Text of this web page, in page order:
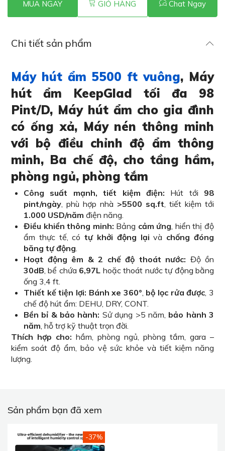
MUA NGAY GIỎ HÀNG Chat Ngay
Chi tiết sản phẩm
Máy hút ẩm 5500 ft vuông, Máy
hút ẩm KeepGlad tối đa 98
Pint/D, Máy hút ẩm cho gia đình
có ống xả, Máy nén thông minh
với bộ điều chỉnh độ ẩm thông
minh, Ba chế độ, cho tầng hầm,
phòng ngủ, phòng tắm
Công suất mạnh, tiết kiệm điện: Hút tới 98
pint/ngày , phù hợp nhà >5500 sq.ft , tiết kiệm tới
1.000 USD/năm điện năng.
Điều khiển thông minh: Bảng cảm ứng , hiển thị độ
ẩm thực tế, cótự khởi động lại và chống đóng
băng tự động
Hoạt động êm & 2 chế độ thoát nước: Độ ồn
30dB , bể chứa 6,97L hoặc thoát nước tự động bằng
ống 3,4 ft.
Thiết kế tiện lợi: Bánh xe 360° bộ lọc rửa được , 3
chế độ hút ẩm: DEHU, DRY, CONT.
Bền bỉ & bảo hành: Sử dụng >5 năm, bảo hành 3
năm , hỗ trợ kỹ thuật trọn đời.
Thích hợp cho: hầm, phòng ngủ, phòng tắm, gara –
kiểm soát độ ẩm, bảo vệ sức khỏe và tiết kiệm năng
lượng.
Sản phẩm bạn đã xem
-37%